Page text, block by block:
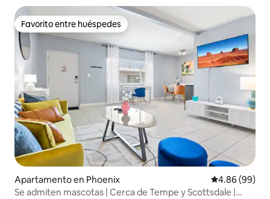
Favorito entre huéspedes
Favorito entre huéspedes
Apartamento en Phoenix Calificación
4.86 (99)
Se admiten mascotas | Cerca de Tempe y Scottsdale |